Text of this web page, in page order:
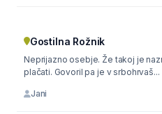
Gostilna Rožnik
Neprijazno osebje. Že takoj je
plačati. Govoril pa je v srbohrvaš...
Jani